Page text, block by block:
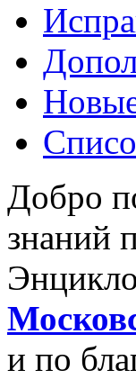
Добро
знаний
и по